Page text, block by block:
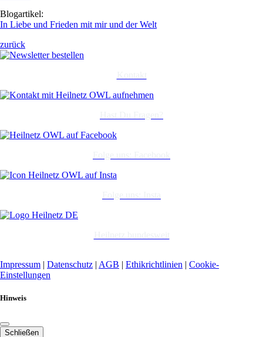
Blogartikel:
In Liebe und Frieden mit mir und der Welt
zurück
Impressum | Datenschutz | AGB | Ethikrichtlinien | Cookie-
Einstellungen
Hinweis
Schließen